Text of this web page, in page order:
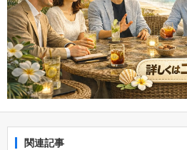
関連記事